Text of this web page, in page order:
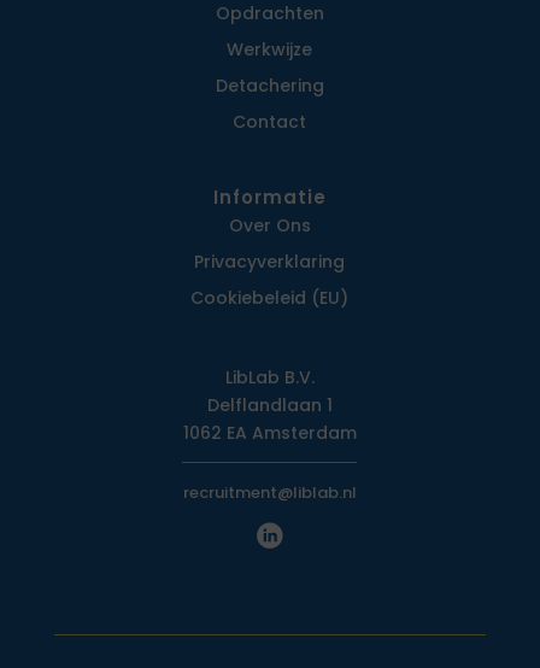
Opdrachten
Werkwijze
Detachering
Contact
Informatie
Over Ons
Privacy­verklaring
Cookiebeleid (EU)
LibLab B.V.
Delflandlaan 1
1062 EA Amsterdam
recruitment@liblab.nl